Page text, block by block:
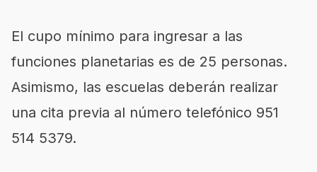
El cupo mínimo para ingresar a las
funciones planetarias es de 25 personas.
Asimismo, las escuelas deberán realizar
una cita previa al número telefónico 951
514 5379.